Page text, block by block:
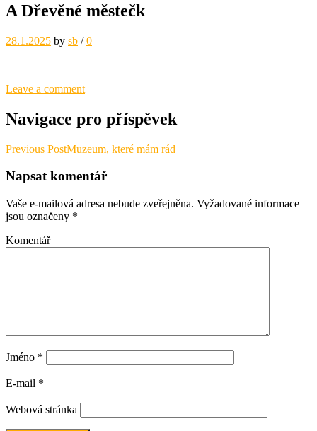
A Dřevěné městečk
28.1.2025 by sb / 0
Leave a comment
Navigace pro příspěvek
Previous PostMuzeum, které mám rád
Napsat komentář
Vaše e-mailová adresa nebude zveřejněna. Vyžadované informace
jsou označeny *
Komentář
Jméno *
E-mail *
Webová stránka